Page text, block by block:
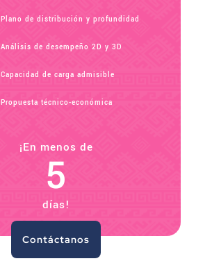
¡En menos de
5
días!
Plano de distribución y profundidad
Análisis de desempeño 2D y 3D
Capacidad de carga admisible
Propuesta técnico-económica
Contáctanos